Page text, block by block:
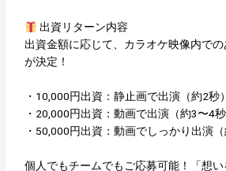
出資リターン内容
出資金額に応じて、カラオケ映像内で
が決定！
・10,000円出資：静止画で出演（約2秒）
・20,000円出資：動画で出演（約3〜4秒
・50,000円出資：動画でしっかり出演（
個人でもチームでもご応募可能！「想い